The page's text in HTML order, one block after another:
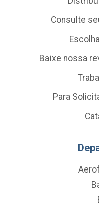
Consulte
Baixe nossa
Para